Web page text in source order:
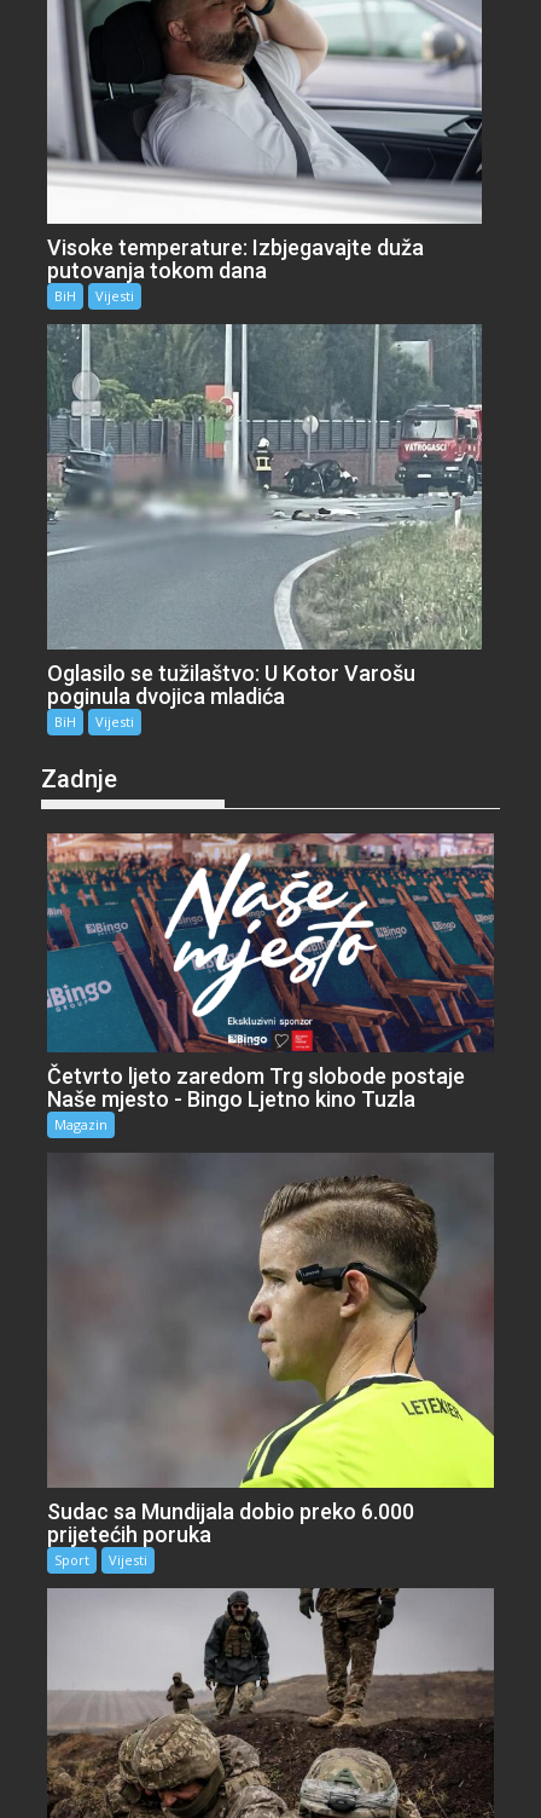
Visoke temperature: Izbjegavajte duža
putovanja tokom dana
BiH Vijesti
Oglasilo se tužilaštvo: U Kotor Varošu
poginula dvojica mladića
BiH Vijesti
Zadnje
Četvrto ljeto zaredom Trg slobode postaje
Naše mjesto - Bingo Ljetno kino Tuzla
Magazin
Sudac sa Mundijala dobio preko 6.000
prijetećih poruka
Sport Vijesti